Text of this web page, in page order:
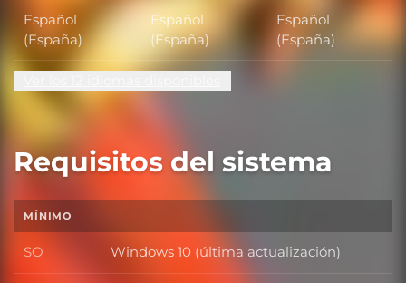
Español
(España)
Español
(España)
Español
(España)
Requisitos del sistema
MÍNIMO
SO SO
Windows 10 (última actualización)